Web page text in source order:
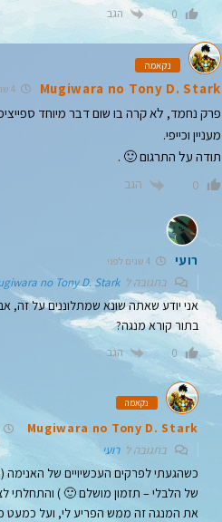
0 הגב
נקאמה
Mugiwara no Tony D. Stark 4 שנים לפני
פרק נחמד, לא קרה בו שום דבר מיוחד
מעניין וכייפי.
תודה על התרגום 🙂 .
0 הגב
רועי
בתגובה לno Tony D. Stark
אני יודע שאתה שונא שמתלוננים על
בתור קורא מנגה?
0 הגב
נקאמה
Mugiwara no Tony D. Stark
בתגובה לרועי
כשהגעתי לפרקים העכשיויים של
של הלבלי – תזמון מושלם 🙂 ) והתחלתי
את המנגה זה ממש הפריע לי, ועל כמעט